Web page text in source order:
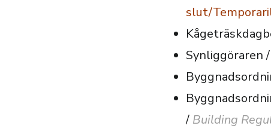
slut/
Synliggöraren /
/ Building